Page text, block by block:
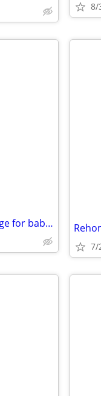
8/
Free bed room available in exchange for baby sitting 4yr old girl
7/